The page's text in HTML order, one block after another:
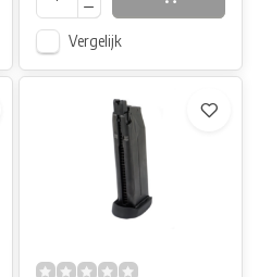
Vergelijk